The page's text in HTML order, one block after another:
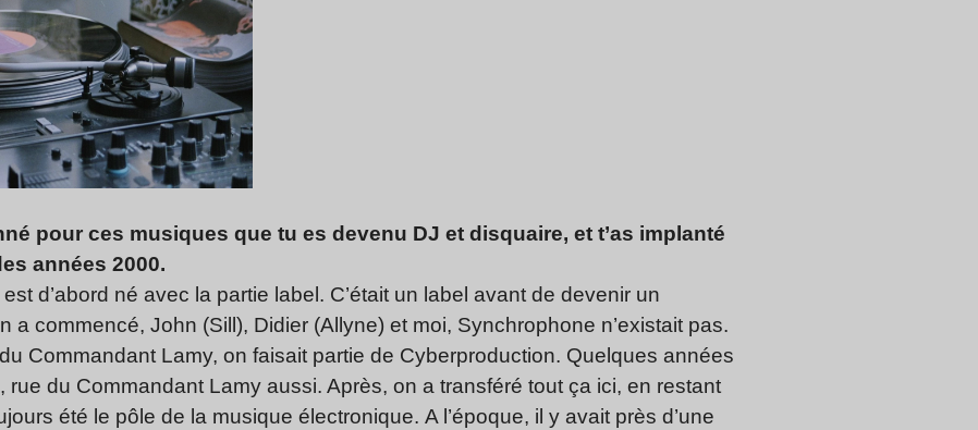
pour ces musiques que tu es devenu DJ et disquaire, et t’as implanté
années 2000.
d’abord né avec la partie label. C’était un label avant de devenir un
a commencé, John (Sill), Didier (Allyne) et moi, Synchrophone n’existait pas.
Commandant Lamy, on faisait partie de Cyberproduction. Quelques années
rue du Commandant Lamy aussi. Après, on a transféré tout ça ici, en restant
été le pôle de la musique électronique. A l’époque, il y avait près d’une